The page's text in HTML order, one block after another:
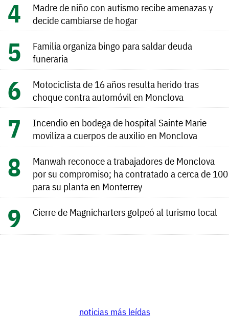
Madre de niño con autismo recibe amenazas y
decide cambiarse de hogar
Familia organiza bingo para saldar deuda
funeraria
Motociclista de 16 años resulta herido tras
choque contra automóvil en Monclova
Incendio en bodega de hospital Sainte Marie
moviliza a cuerpos de auxilio en Monclova
Manwah reconoce a trabajadores de Monclova
por su compromiso; ha contratado a cerca de 100
para su planta en Monterrey
Cierre de Magnicharters golpeó al turismo local
noticias más leídas